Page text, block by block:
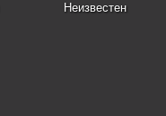
Неизвестен